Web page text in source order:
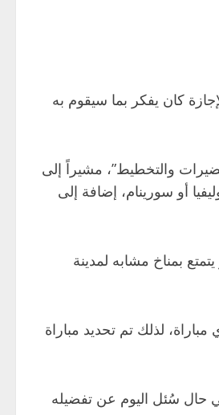
كان يفكر بما سيقوم به
والتخطيط”، مشيراً إلى
أو سورينام، إضافة إلى
بمناخ مشابه لمدينة
مؤكداً أنه “لا يريد بقاء اللاعبين لمدة 14 يوماً من دون خوض أي مباراة، لذلك تم تحديد مباراة
حال سُئل اليوم عن تفضيله